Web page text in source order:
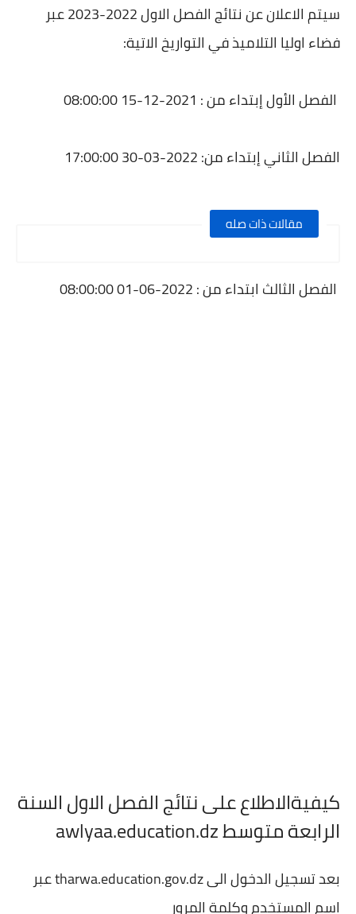
سيتم الاعلان عن نتائج الفصل الاول 2022-2023 عبر
فضاء اوليا التلاميذ في التواريخ الاتية:
الفصل الأول إبتداء من : 2021-12-15 08:00:00
الفصل الثاني إبتداء من: 2022-03-30 17:00:00
مقالات ذات صله
الفصل الثالث ابتداء من : 2022-06-01 08:00:00
كيفيةالاطلاع على نتائج الفصل الاول السنة
الرابعة متوسط awlyaa.education.dz
بعد تسجيل الدخول الى tharwa.education.gov.dz عبر
اسم المستخدم وكلمة المرور